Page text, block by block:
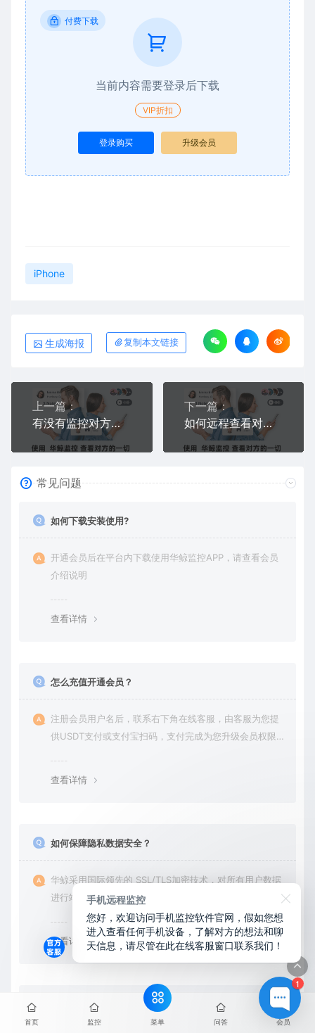
付费下载
当前内容需要登录后下载
VIP折扣
登录购买 升级会员
iPhone
生成海报 复制本文链接
上一篇：
有没有监控对方手机的软件？华鲸监控，不用碰设备不被发现
下一篇：
如何远程查看对方手机内容？不需要同意验证，屏幕+微信+相册全内容
常见问题
如何下载安装使用?
开通会员后在平台内下载使用华鲸监控APP，请查看会员
介绍说明
查看详情
怎么充值开通会员？
注册会员用户名后，联系右下角在线客服，由客服为您提
供USDT支付或支付宝扫码，支付完成为您升级会员权限后
查看详情
如何保障隐私数据安全？
华鲸采用国际领先的 SSL/TLS加密技术，对所有用户数据
进行端到端加密处理。无论是会员账户登录、身份验证还
是云端通信，数据全程加密传输，杜绝第三方访问拦截或
篡改的可能。用户对自己的数据拥有完全的控制权。您可
随时查看、修改或删除账户数据，也可选择终止服务并永
查看详情
需要拿到对方手机安装吗？可以远程安装吗
首页 监控 菜单 问答 会员
1
手机远程监控
您好，欢迎访问手机监控软件官网，假如您想
进入查看任何手机设备，了解对方的想法和聊
天信息，请尽管在此在线客服窗口联系我们！